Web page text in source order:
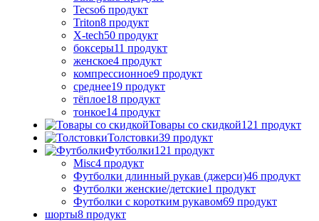
Tecso6 продукт
Triton8 продукт
X-tech50 продукт
боксеры11 продукт
женское4 продукт
компрессионное9 продукт
среднее19 продукт
тёплое18 продукт
тонкое14 продукт
Товары со скидкой121 продукт
Толстовки39 продукт
Футболки121 продукт
Misc4 продукт
Футболки длинный рукав (джерси)46 продукт
Футболки женские/детские1 продукт
Футболки с коротким рукавом69 продукт
шорты8 продукт